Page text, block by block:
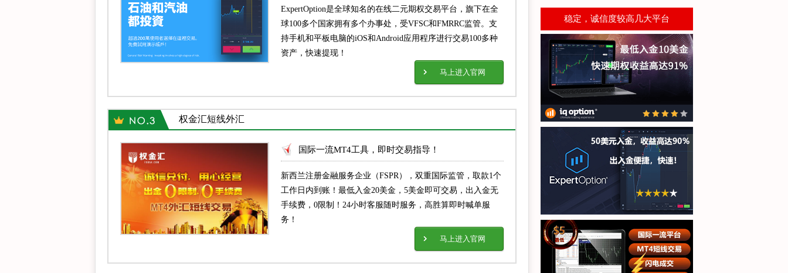
ExpertOption是全球知名的在线二元期权交易平台，旗下在全
球100多个国家拥有多个办事处，受VFSC和FMRRC监管。支
持手机和平板电脑的iOS和Android应用程序进行交易100多种
资产，快速提现！
马上进入官网
权金汇短线外汇
国际一流MT4工具，即时交易指导！
新西兰注册金融服务企业（FSPR），双重国际监管，取款1个
工作日内到账！最低入金20美金，5美金即可交易，出入金无
手续费，0限制！24小时客服随时服务，高胜算即时喊单服
务！
马上进入官网
稳定，诚信度较高几大平台